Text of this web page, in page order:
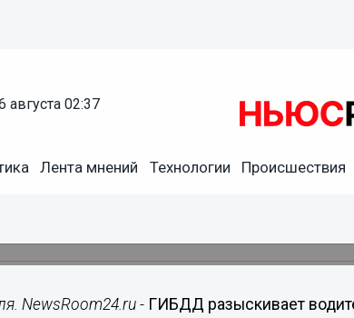
августа 02:37
Лента мнений Технологии Происшествия
водителя, наехавшего на
NewsRoom24.ru - ГИБДД разыскивает